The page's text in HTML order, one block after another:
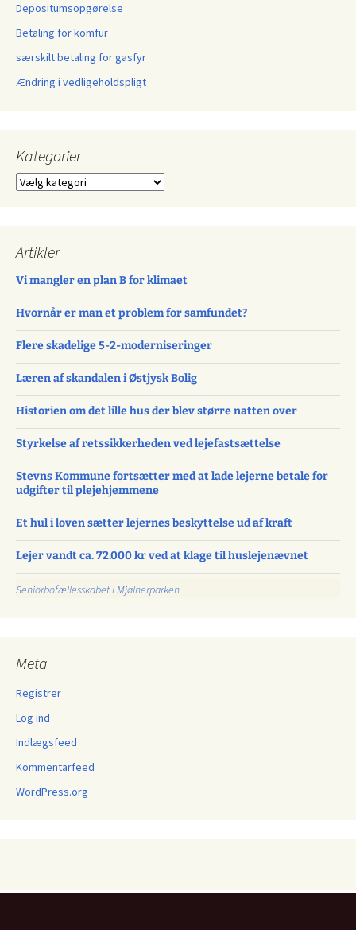
Depositumsopgørelse
Betaling for komfur
særskilt betaling for gasfyr
Ændring i vedligeholdspligt
Kategorier
Kategorier
Artikler
Vi mangler en plan B for klimaet
Hvornår er man et problem for samfundet?
Flere skadelige 5-2-moderniseringer
Læren af skandalen i Østjysk Bolig
Historien om det lille hus der blev større natten over
Styrkelse af retssikkerheden ved lejefastsættelse
Stevns Kommune fortsætter med at lade lejerne betale for
udgifter til plejehjemmene
Et hul i loven sætter lejernes beskyttelse ud af kraft
Lejer vandt ca. 72.000 kr ved at klage til huslejenævnet
Seniorbofællesskabet i Mjølnerparken
Meta
Registrer
Log ind
Indlægsfeed
Kommentarfeed
WordPress.org